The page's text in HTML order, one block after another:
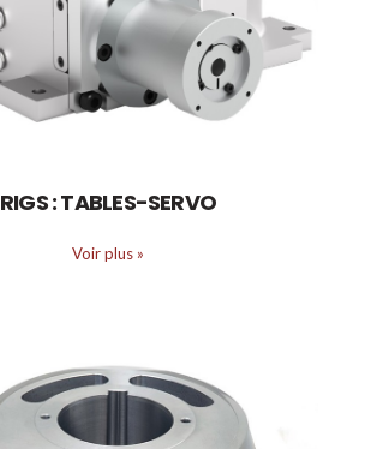
RIGS : TABLES-SERVO
Voir plus »